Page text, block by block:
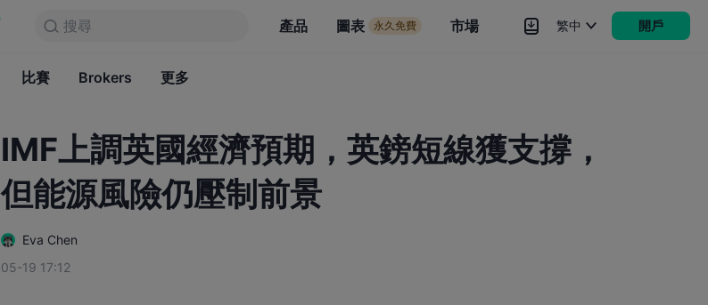
搜尋 產品 圖表 永久免費 市場
資訊 訊號
繁中 開戶
比賽 Brokers 更多
IMF上調英國經濟預期，英鎊短線獲支撐，
但能源風險仍壓制前景
Eva Chen
05-19 17:12